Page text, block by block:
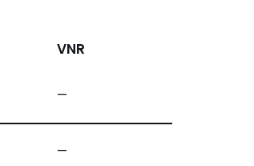
VNR
—
—